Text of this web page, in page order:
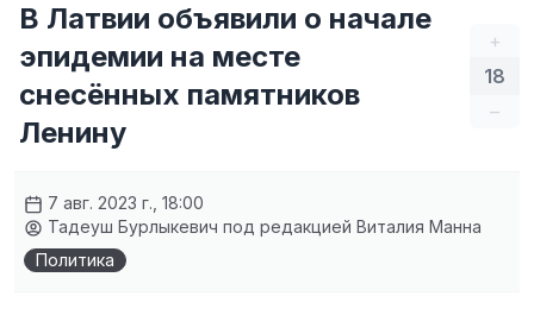
+
18
–
В Латвии объявили о начале
эпидемии на месте
снесённых памятников
Ленину
7 авг. 2023 г., 18:00
Тадеуш Бурлыкевич под редакцией Виталия Манна
Политика